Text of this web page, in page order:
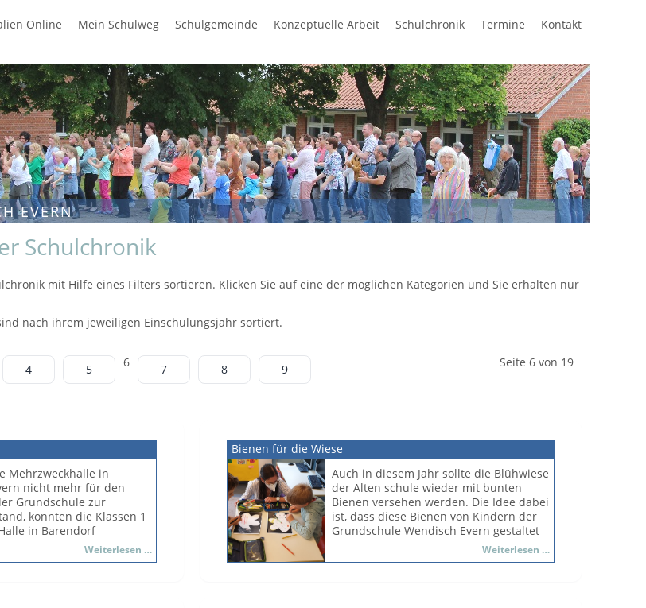
Kontakt
Termine
Schulchronik
Konzeptuelle Arbeit
Schulgemeinde
Mein Schulweg
Online
EVERN
Schulchronik
mit Hilfe eines Filters sortieren. Klicken Sie auf eine der möglichen Kategorien und Sie erhalten nur
nach ihrem jeweiligen Einschulungsjahr sortiert.
4 5 6 7 8
9
Seite 6 von 19
Mehrzweckhalle in
nicht mehr für den
Grundschule zur
konnten die Klassen 1
in Barendorf
Das brachte über das
viele Möglichkeiten mit
Weiterlesen …
im
Bienen für die Wiese
Auch in diesem Jahr sollte die Blühwiese
der Alten schule wieder mit bunten
Bienen versehen werden. Die Idee dabei
ist, dass diese Bienen von Kindern der
Grundschule Wendisch Evern gestaltet
werden. Unsere Idee dabei ist wiederum,
dass die Gestaltung in Partnerarbeit
Weiterlesen …
für